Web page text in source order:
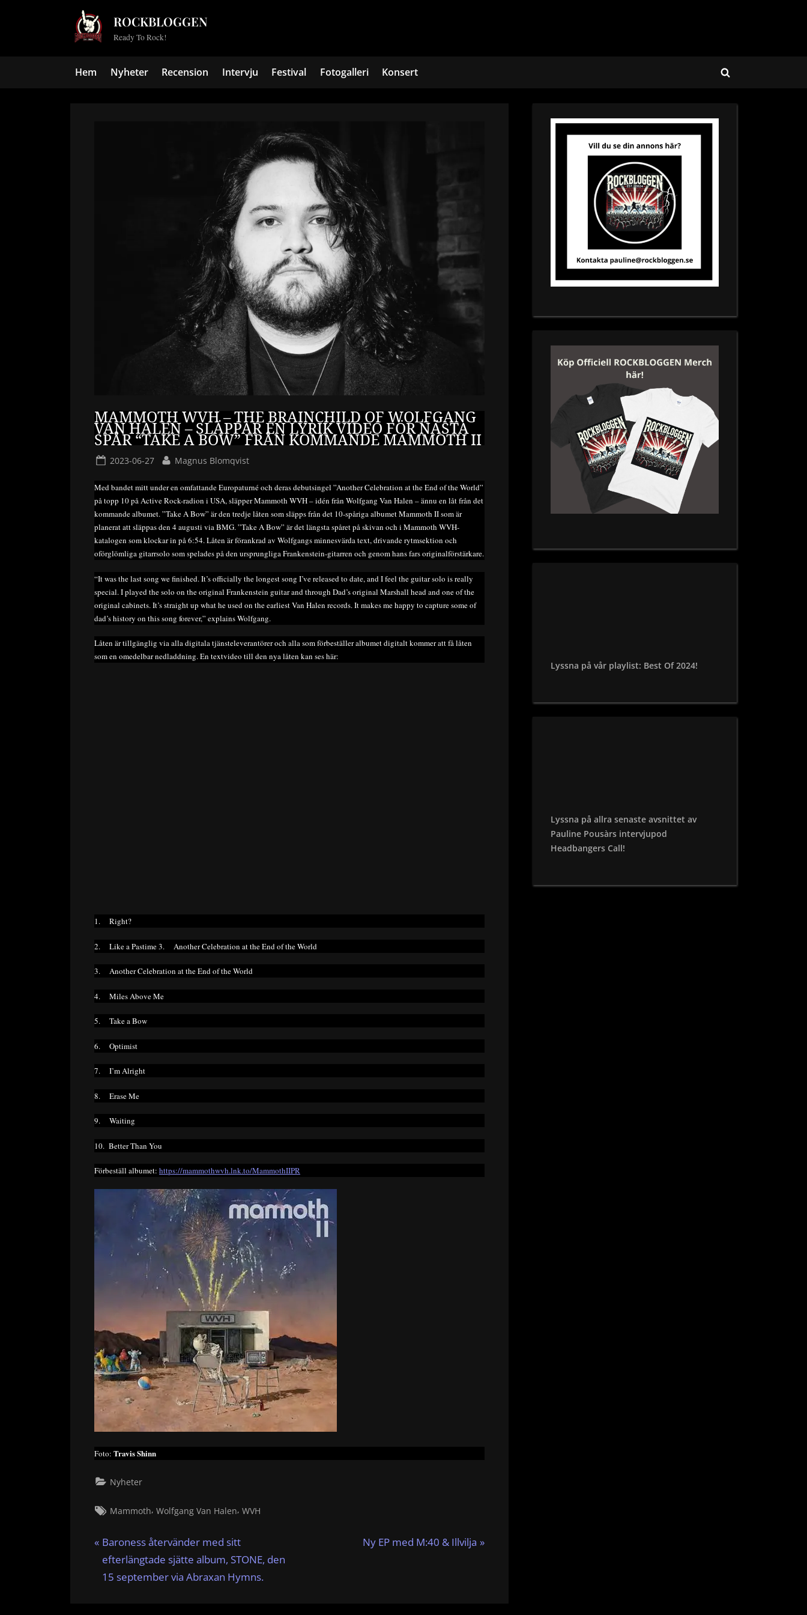
ROCKBLOGGEN
Ready To Rock!
Hem Nyheter Recension Intervju Festival Fotogalleri Konsert
Toggle
MAMMOTH WVH – THE BRAINCHILD OF WOLFGANG
VAN HALEN – SLÄPPAR EN LYRIK VIDEO FÖR NÄSTA
SPÅR “TAKE A BOW” FRÅN KOMMANDE MAMMOTH II
Posted
2023-06-27 By
Magnus Blomqvist
Med bandet mitt under en omfattande Europaturné och deras debutsingel ”Another Celebration at the End of the World”
på topp 10 på Active Rock-radion i USA, släpper Mammoth WVH – idén från Wolfgang Van Halen – ännu en låt från det
kommande albumet. ”Take A Bow” är den tredje låten som släpps från det 10-spåriga albumet Mammoth II som är
planerat att släppas den 4 augusti via BMG. ”Take A Bow” är det längsta spåret på skivan och i Mammoth WVH-
katalogen som klockar in på 6:54. Låten är förankrad av Wolfgangs minnesvärda text, drivande rytmsektion och
oförglömliga gitarrsolo som spelades på den ursprungliga Frankenstein-gitarren och genom hans fars originalförstärkare.
“It was the last song we finished. It’s officially the longest song I’ve released to date, and I feel the guitar solo is really
special. I played the solo on the original Frankenstein guitar and through Dad’s original Marshall head and one of the
original cabinets. It’s straight up what he used on the earliest Van Halen records. It makes me happy to capture some of
dad’s history on this song forever,” explains Wolfgang.
Låten är tillgänglig via alla digitala tjänsteleverantörer och alla som förbeställer albumet digitalt kommer att få låten
som en omedelbar nedladdning. En textvideo till den nya låten kan ses här:
1. Right?
2. Like a Pastime 3. Another Celebration at the End of the World
3. Another Celebration at the End of the World
4. Miles Above Me
5. Take a Bow
6. Optimist
7. I’m Alright
8. Erase Me
9. Waiting
10. Better Than You
Förbeställ albumet: https://mammothwvh.lnk.to/MammothIIPR
Foto: Travis Shinn
Nyheter
Tags:
Mammoth, Wolfgang Van Halen, WVH
P
r
e
Baroness återvänder med sitt
efterlängtade sjätte album, STONE, den
15 september via Abraxan Hymns.
N
Ny EP med M:40 & Illvilja
Lyssna på vår playlist: Best Of 2024!
Lyssna på allra senaste avsnittet av
Pauline Pousàrs intervjupod
Headbangers Call!